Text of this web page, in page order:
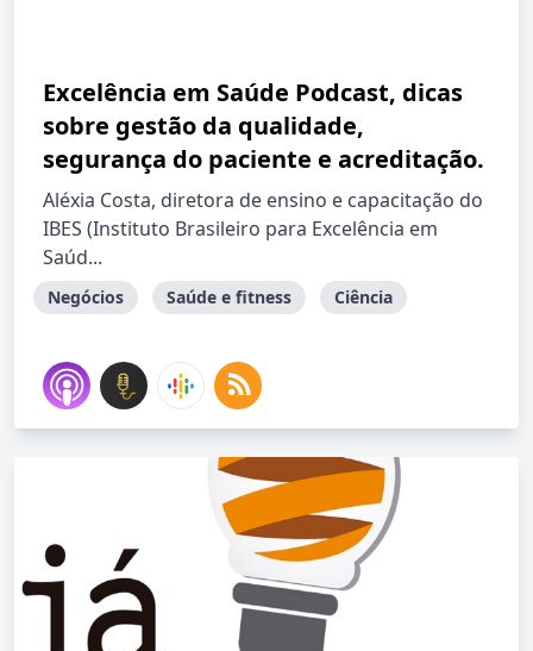
Excelência em Saúde Podcast, dicas
sobre gestão da qualidade,
segurança do paciente e acreditação.
Aléxia Costa, diretora de ensino e capacitação do
IBES (Instituto Brasileiro para Excelência em
Saúd...
Negócios Saúde e fitness Ciência